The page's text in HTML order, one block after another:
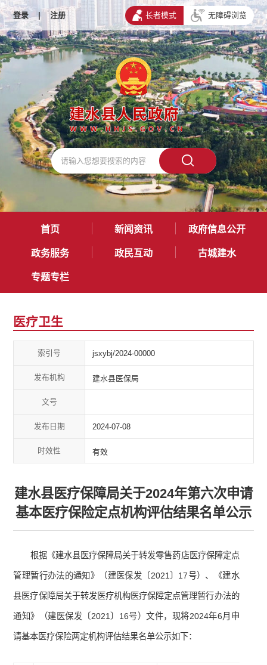
登录 | 注册 长者模式 无障碍浏览
首页 新闻资讯 政府信息公开
政务服务 政民互动 古城建水
专题专栏
医疗卫生
索引号 jsxybj/2024-00000
发布机构 建水县医保局
文号
发布日期 2024-07-08
时效性 有效
建水县医疗保障局关于2024年第六次申请
基本医疗保险定点机构评估结果名单公示
根据《建水县医疗保障局关于转发零售药店医疗保障定点
管理暂行办法的通知》（建医保发〔2021〕17号）、《建水
县医疗保障局关于转发医疗机构医疗保障定点管理暂行办法的
通知》（建医保发〔2021〕16号）文件，现将2024年6月申
请基本医疗保险两定机构评估结果名单公示如下：